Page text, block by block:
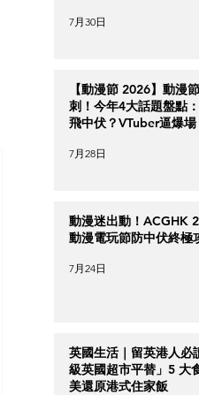
7月30日
【動漫節 2026】動漫
刺！今年4大話題盤點
飛中伏？VTuber逼爆場
7月28日
動漫迷出動！ACGHK
動漫電玩節防中伏終極
7月24日
英國生活｜留英港人必
級英國超市平替」5 大
美還原港式住家飯